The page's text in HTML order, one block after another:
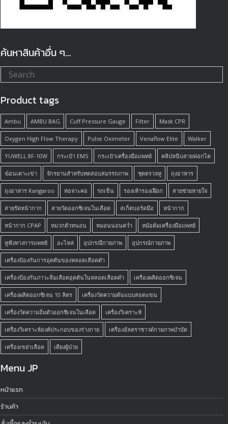
ค้นหาสินค้าอื่น ๆ…
Product tags
Ambu AMBU BAG Cuff Pressure Gauge Filter Mask CPR
Oxygen High Flow Therapy Pulse Oximeter Venaflow Elite Walker
YUWELL 8F-10W กระเป๋า EMS กระเป๋าเครื่องมือแพทย์ คลิปหนีบสายฟอกไต
ฆ้อนเคาะเข่า จักรยานสำหรับทดสอบสมรรถภาพ ชุดตรวจหู ถุงอาหาร
ถุงอาหาร Kangaroo ท่อจาะคอ รถเข็น รองเท้ารองเฝือก สายช่วยหายใจ
สายรัดหน้ากาก สายวัดออกซิเจนในเลือด สเก็ตบอร์ดมือ หน้ากาก
หน้ากาก CPAP หมวกตัวหนอน หมอนนอนคว่ำ หม้อต้มเครื่องมือแพทย์
หูฟังทางการแพทย์ อะไหล่ อุปกรณืกายภาพ อุปกรณ์กายภาพ
เครื่องป้องกันการอุดตันของหลอดเลือดดำ
เครื่องป้องกันภาวะลิ่มเลือดอุดตันในหลอดเลือดดำ เครื่องผลิตออกซิเจน
เครื่องผลิตออกซิเจน 10 ลิตร เครื่องวัดความดันแบบสอดแขน
เครื่องวัดความอิ่มตัวออกซิเจนในเลือด เครื่องวิเคราะห์
เครื่องวิเคราะห์องค์ประกอบของร่างกาย เครื่องอัลตราซาวด์กายภาพบำบัด
เครื่องเขย่าเลือด เตียงผู้ป่วย
Menu JP
หน้าแรก
ร้านค้า